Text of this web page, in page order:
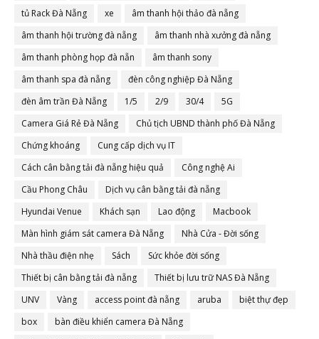
tủ Rack Đà Nẵng
xe
âm thanh hội thảo đà nẵng
âm thanh hội trường đà nẵng
âm thanh nhà xưởng đà nẵng
âm thanh phòng họp đà nẵn
âm thanh sony
âm thanh spa đà nẵng
đèn công nghiệp Đà Nẵng
đèn âm trần Đà Nẵng
1/5 2/9 30/4
5G
Camera Giá Rẻ Đà Nẵng
Chủ tịch UBND thành phố Đà Nẵng
Chứng khoáng
Cung cấp dịch vụ IT
Cách cân bằng tải đà nẵng hiệu quả
Công nghệ Ai
Cầu Phong Châu
Dịch vụ cân bằng tải đà nẵng
Hyundai Venue
Khách sạn Lao động
Macbook
Màn hình giám sát camera Đà Nẵng
Nhà Cửa - Đời sống
Nhà thầu điện nhẹ
Sách
Sức khỏe đời sống
Thiết bị cân bằng tải đà nẵng
Thiết bị lưu trữ NAS Đà Nẵng
UNV
Vàng access point đà nẵng aruba
biệt thự đẹp
box
bàn điều khiển camera Đà Nẵng